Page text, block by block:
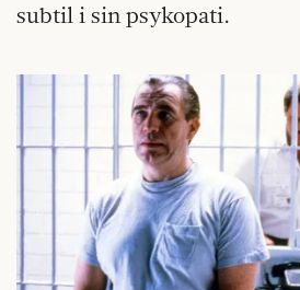
subtil i sin psykopati.